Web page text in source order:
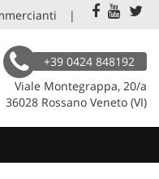
+39 0424 848192
Viale Montegrappa, 20/a
36028 Rossano Veneto (VI)